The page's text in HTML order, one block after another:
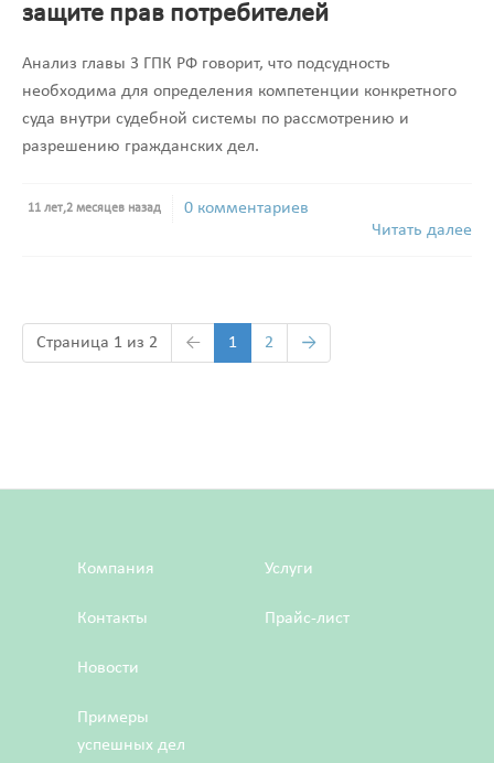
защите прав потребителей
Анализ главы 3 ГПК РФ говорит, что подсудность
необходима для определения компетенции конкретного
суда внутри судебной системы по рассмотрению и
разрешению гражданских дел.
11 лет,2 месяцев назад
0 комментариев
Читать далее
Страница 1 из 2 ← 1 2 →
Компания
Контакты
Новости
Примеры
успешных дел
Услуги
Прайс-лист